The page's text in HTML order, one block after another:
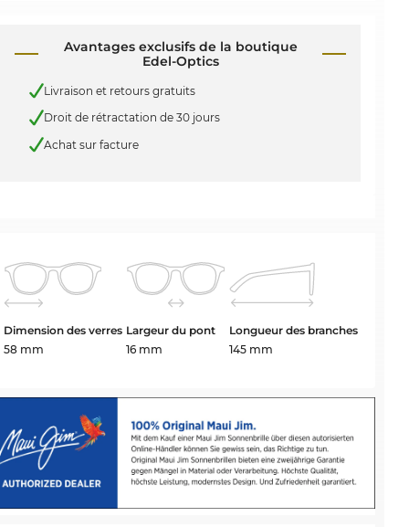
Avantages exclusifs de la boutique
Edel-Optics
Livraison et retours gratuits
Droit de rétractation de 30 jours
Achat sur facture
Dimension des verres
58 mm
Largeur du pont
16 mm
Longueur des branches
145 mm